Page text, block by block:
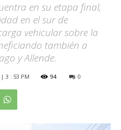
en su etapa final,
en el sur de
vehicular sobre la
también a
y Allende.
3 : 53 PM 94 0